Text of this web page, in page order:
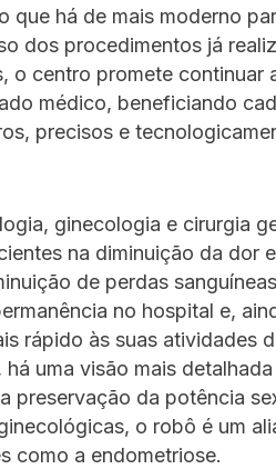
há de mais moderno
dos procedimentos já
centro promete continuar
médico, beneficiando
precisos e
ginecologia e cirurgia
na diminuição da dor
de perdas
no hospital e,
rápido às suas atividades
uma visão mais
preservação da potência
o robô é um
como a endometriose.